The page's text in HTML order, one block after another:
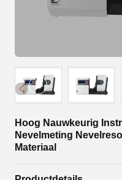
Hoog Nauwkeurig
Nevelmeting
Materiaal